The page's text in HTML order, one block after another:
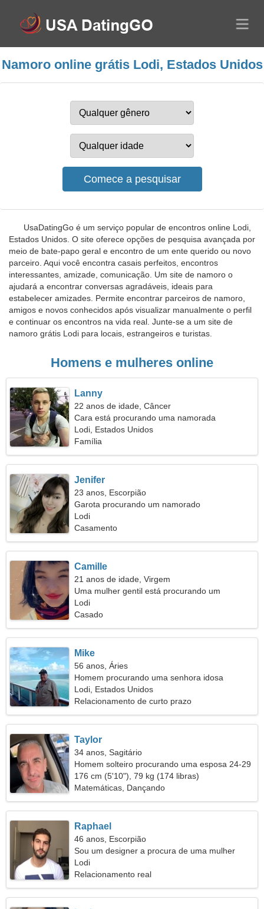
Namoro online grátis Lodi, Estados Unidos
UsaDatingGo é um serviço popular de encontros online Lodi,
Estados Unidos. O site oferece opções de pesquisa avançada por
meio de bate-papo geral e encontro de um ente querido ou novo
parceiro. Aqui você encontra casais perfeitos, encontros
interessantes, amizade, comunicação. Um site de namoro o
ajudará a encontrar conversas agradáveis, ideais para
estabelecer amizades. Permite encontrar parceiros de namoro,
amigos e novos conhecidos após visualizar manualmente o perfil
e continuar os encontros na vida real. Junte-se a um site de
namoro grátis Lodi para locais, estrangeiros e turistas.
Homens e mulheres online
Lanny
22 anos de idade, Câncer
Cara está procurando uma namorada
Lodi, Estados Unidos
Família
Jenifer
23 anos, Escorpião
Garota procurando um namorado
Lodi
Casamento
Camille
21 anos de idade, Virgem
Uma mulher gentil está procurando um
relacionamento de longo prazo
Lodi
Casado
Mike
56 anos, Áries
Homem procurando uma senhora idosa
Lodi, Estados Unidos
Relacionamento de curto prazo
Taylor
34 anos, Sagitário
Homem solteiro procurando uma esposa 24-29
176 cm (5'10"), 79 kg (174 libras)
Matemáticas, Dançando
Raphael
46 anos, Escorpião
Sou um designer a procura de uma mulher
descolada
Lodi
Relacionamento real